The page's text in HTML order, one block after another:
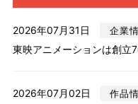
2026年07月31日 企業
東映アニメーションは創立
2026年07月02日 作品